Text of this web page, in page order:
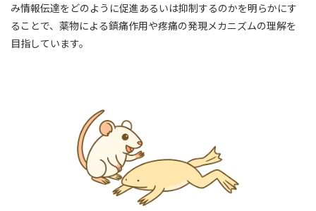
み情報伝達をどのように促進あるいは抑制するのかを明らかにす
ることで、薬物による鎮痛作用や疼痛の発現メカニズムの理解を
目指しています。